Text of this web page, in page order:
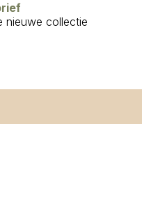
nieuwe collectie